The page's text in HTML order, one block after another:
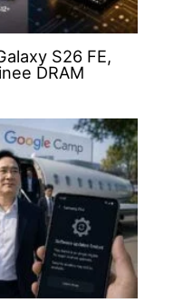
S26 FE,
DRAM